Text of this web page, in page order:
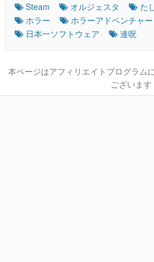
Steam オルジェスタ た
ホラー
ホラーアドベンチャー
日本一ソフトウェア
連呪
本ページはアフィリエイトプログラム
ございます